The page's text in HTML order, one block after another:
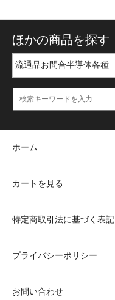
ほかの商品を探す
ホーム
カートを見る
特定商取引法に基づく表記
プライバシーポリシー
お問い合わせ